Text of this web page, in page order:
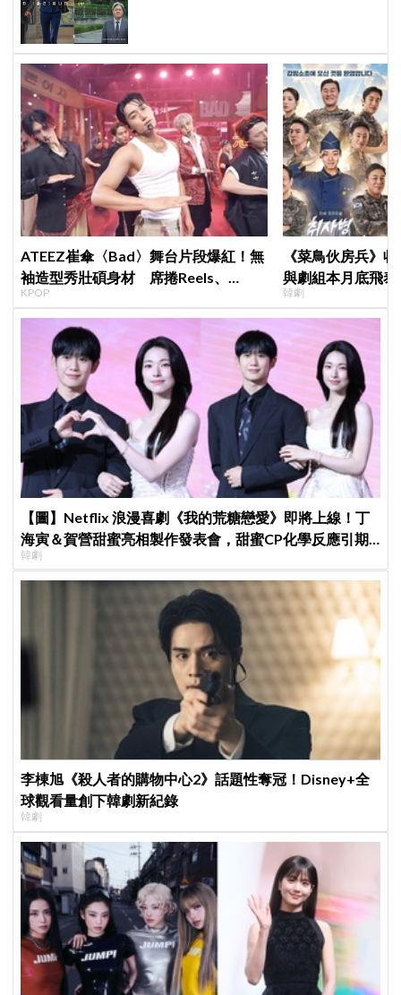
ATEEZ崔傘〈Bad〉舞台片段爆紅！無
袖造型秀壯碩身材 席捲Reels、
Shorts演算法
KPOP
《菜鳥伙房兵》
與劇組本月底飛
行，慶祝亮眼成績
韓劇
【圖】Netflix 浪漫喜劇《我的荒糖戀愛》即將上線！丁
海寅＆賀營甜蜜亮相製作發表會，甜蜜CP化學反應引期
待
韓劇
李棟旭《殺人者的購物中心2》話題性奪冠！Disney+全
球觀看量創下韓劇新紀錄
韓劇